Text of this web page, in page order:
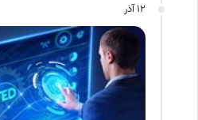
12 آذر